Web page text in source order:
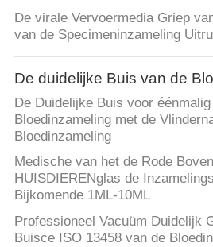
De virale Vervoermedia Griep
van de Specimeninzameling
De duidelijke Buis van de
De Duidelijke Buis voor
Bloedinzameling met de
Bloedinzameling
Medische van het de Rode
HUISDIERENglas de
Bijkomende 1ML-10ML
Professioneel Vacuüm Duidelijk
Buisce ISO 13458 van de